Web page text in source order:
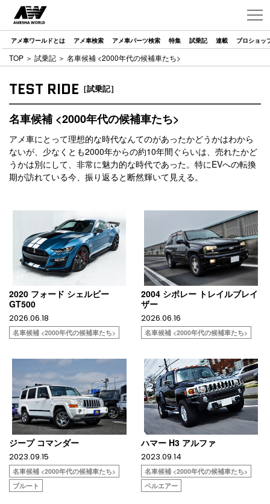
アメ車ワールドとは アメ車検索 アメ車パーツ検索 特集 試乗記 連載 プロショッ
TOP ＞ 試乗記 ＞ 名車候補 <2000年代の候補車たち>
TEST RIDE ［試乗記］
名車候補 <2000年代の候補車たち>
アメ車にとって理想的な時代なんてのがあったかどうかはわから
ないが、少なくとも2000年からの約10年間ぐらいは、売れたかど
うかは別にして、非常に魅力的な時代であった。特にEVへの転換
期が訪れている今、振り返ると断然輝いて見える。
2020 フォード シェルビー
GT500
2026.06.18
名車候補 <2000年代の候補車たち>
2004 シボレー トレイルブレイ
ザー
2026.06.16
名車候補 <2000年代の候補車たち>
ジープ コマンダー
2023.09.15
名車候補 <2000年代の候補車たち>
ブルート
ハマー H3 アルファ
2023.09.14
名車候補 <2000年代の候補車たち>
ベルエアー